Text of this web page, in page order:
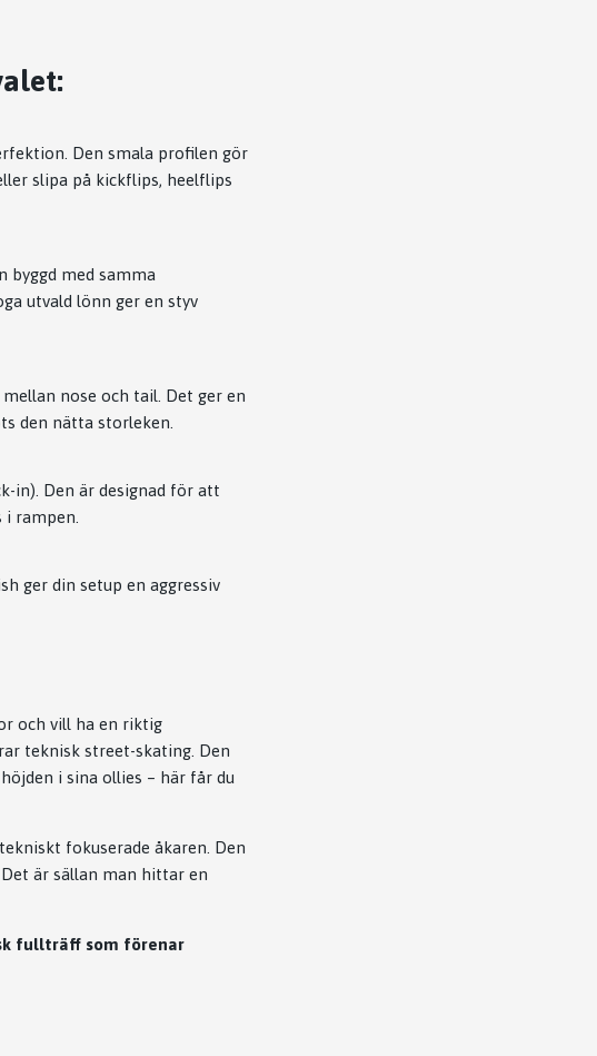
Den smala profilen gör
slipa på kickflips, heelflips
byggd med samma
utvald lönn ger en styv
nose och tail. Det ger en
den nätta storleken.
in). Den är designad för att
rampen.
ger din setup en aggressiv
och vill ha en riktig
teknisk street-skating. Den
i sina ollies – här får du
fokuserade åkaren. Den
är sällan man hittar en
fullträff som förenar